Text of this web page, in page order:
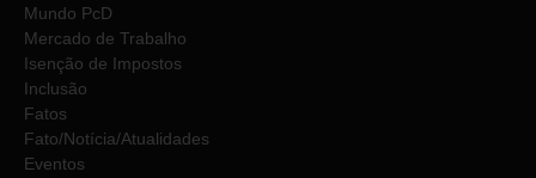
Mundo PcD
Mercado de Trabalho
Isenção de Impostos
Inclusão
Fatos
Fato/Notícia/Atualidades
Eventos